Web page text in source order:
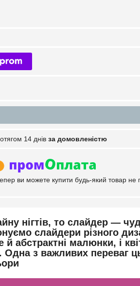
14 днів за домовленістю
ви можете купити будь-який товар
нігтів, то слайдер —
слайдери різного
малюнки, і
Одна з важливих переваг